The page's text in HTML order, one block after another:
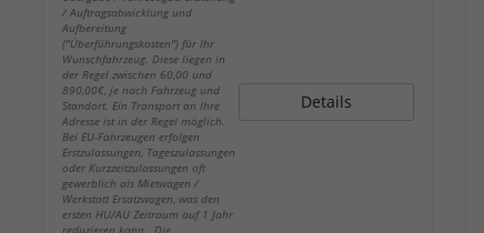
/ Auftragsabwicklung und
Aufbereitung
("Überführungskosten") für Ihr
Wunschfahrzeug. Diese liegen in
der Regel zwischen 60,00 und
890,00€, je nach Fahrzeug und
Standort. Ein Transport an Ihre
Adresse ist in der Regel möglich.
Bei EU-Fahrzeugen erfolgen
Erstzulassungen, Tageszulassungen
oder Kurzzeitzulassungen oft
gewerblich als Mietwagen /
Werkstatt Ersatzwagen, was den
ersten HU/AU Zeitraum auf 1 Jahr
reduzieren kann. Die
Details